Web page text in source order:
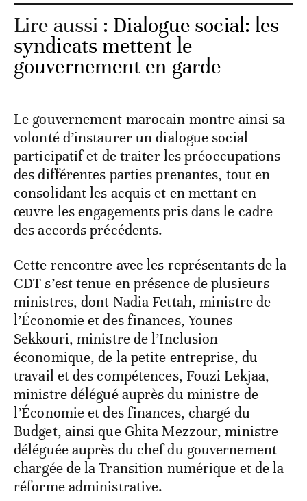
Lire aussi : Dialogue social: les
syndicats mettent le
gouvernement en garde
Le gouvernement marocain montre ainsi sa
volonté d’instaurer un dialogue social
participatif et de traiter les préoccupations
des différentes parties prenantes, tout en
consolidant les acquis et en mettant en
œuvre les engagements pris dans le cadre
des accords précédents.
Cette rencontre avec les représentants de la
CDT s’est tenue en présence de plusieurs
ministres, dont Nadia Fettah, ministre de
l’Économie et des finances, Younes
Sekkouri, ministre de l’Inclusion
économique, de la petite entreprise, du
travail et des compétences, Fouzi Lekjaa,
ministre délégué auprès du ministre de
l’Économie et des finances, chargé du
Budget, ainsi que Ghita Mezzour, ministre
déléguée auprès du chef du gouvernement
chargée de la Transition numérique et de la
réforme administrative.